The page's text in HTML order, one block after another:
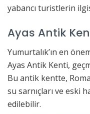
yabancı turistlerin
Ayas Antik
Yumurtalık’ın en
Ayas Antik Kenti,
Bu antik kentte,
su sarnıçları ve eski
edilebilir.